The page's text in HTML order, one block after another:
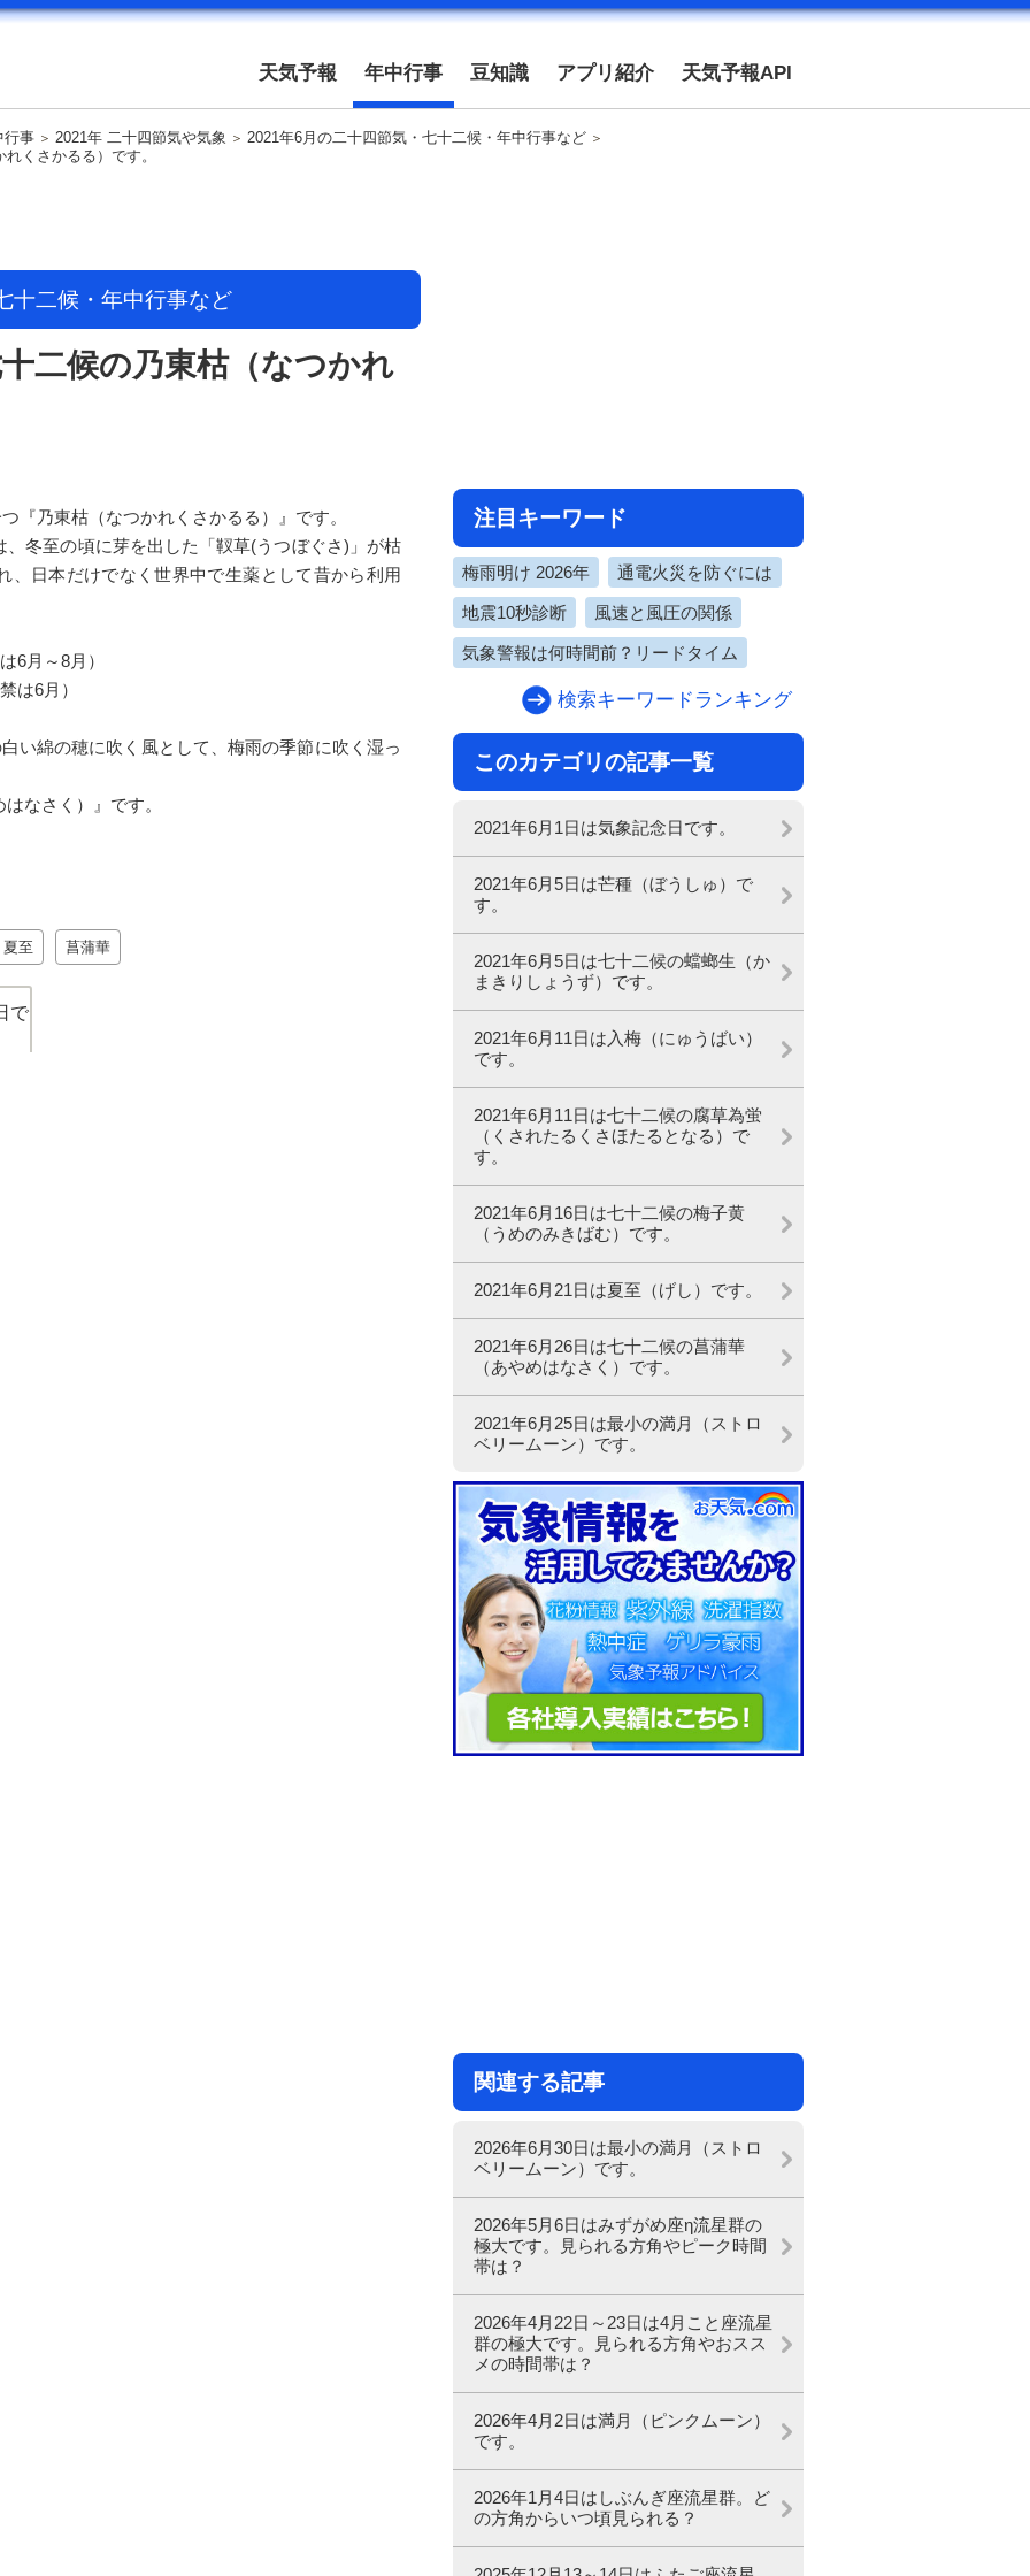
天気予報 年中行事 豆知識 アプリ紹介 天気予報API
行事 2021年 二十四節気や気象
2021年6月の二十四節気・七十二候・年中行事など
くさかるる）です。
十二候・年中行事など
二候の乃東枯（なつかれ
『乃東枯（なつかれくさかるる）』です。
冬至の頃に芽を出した「靫草(うつぼぐさ)」が枯
、日本だけでなく世界中で生薬として昔から利用
月～8月）
6月）
綿の穂に吹く風として、梅雨の季節に吹く湿っ
なさく）』です。
夏至 菖蒲華
で
注目キーワード
梅雨明け 2026年 通電火災を防ぐには
地震10秒診断 風速と風圧の関係
気象警報は何時間前？リードタイム
検索キーワードランキング
このカテゴリの記事一覧
2021年6月1日は気象記念日です。
2021年6月5日は芒種（ぼうしゅ）で
す。
2021年6月5日は七十二候の蟷螂生（か
まきりしょうず）です。
2021年6月11日は入梅（にゅうばい）
です。
2021年6月11日は七十二候の腐草為蛍
（くされたるくさほたるとなる）で
す。
2021年6月16日は七十二候の梅子黄
（うめのみきばむ）です。
2021年6月21日は夏至（げし）です。
2021年6月26日は七十二候の菖蒲華
（あやめはなさく）です。
2021年6月25日は最小の満月（ストロ
ベリームーン）です。
関連する記事
2026年6月30日は最小の満月（ストロ
ベリームーン）です。
2026年5月6日はみずがめ座η流星群の
極大です。見られる方角やピーク時間
帯は？
2026年4月22日～23日は4月こと座流星
群の極大です。見られる方角やおスス
メの時間帯は？
2026年4月2日は満月（ピンクムーン）
です。
2026年1月4日はしぶんぎ座流星群。ど
の方角からいつ頃見られる？